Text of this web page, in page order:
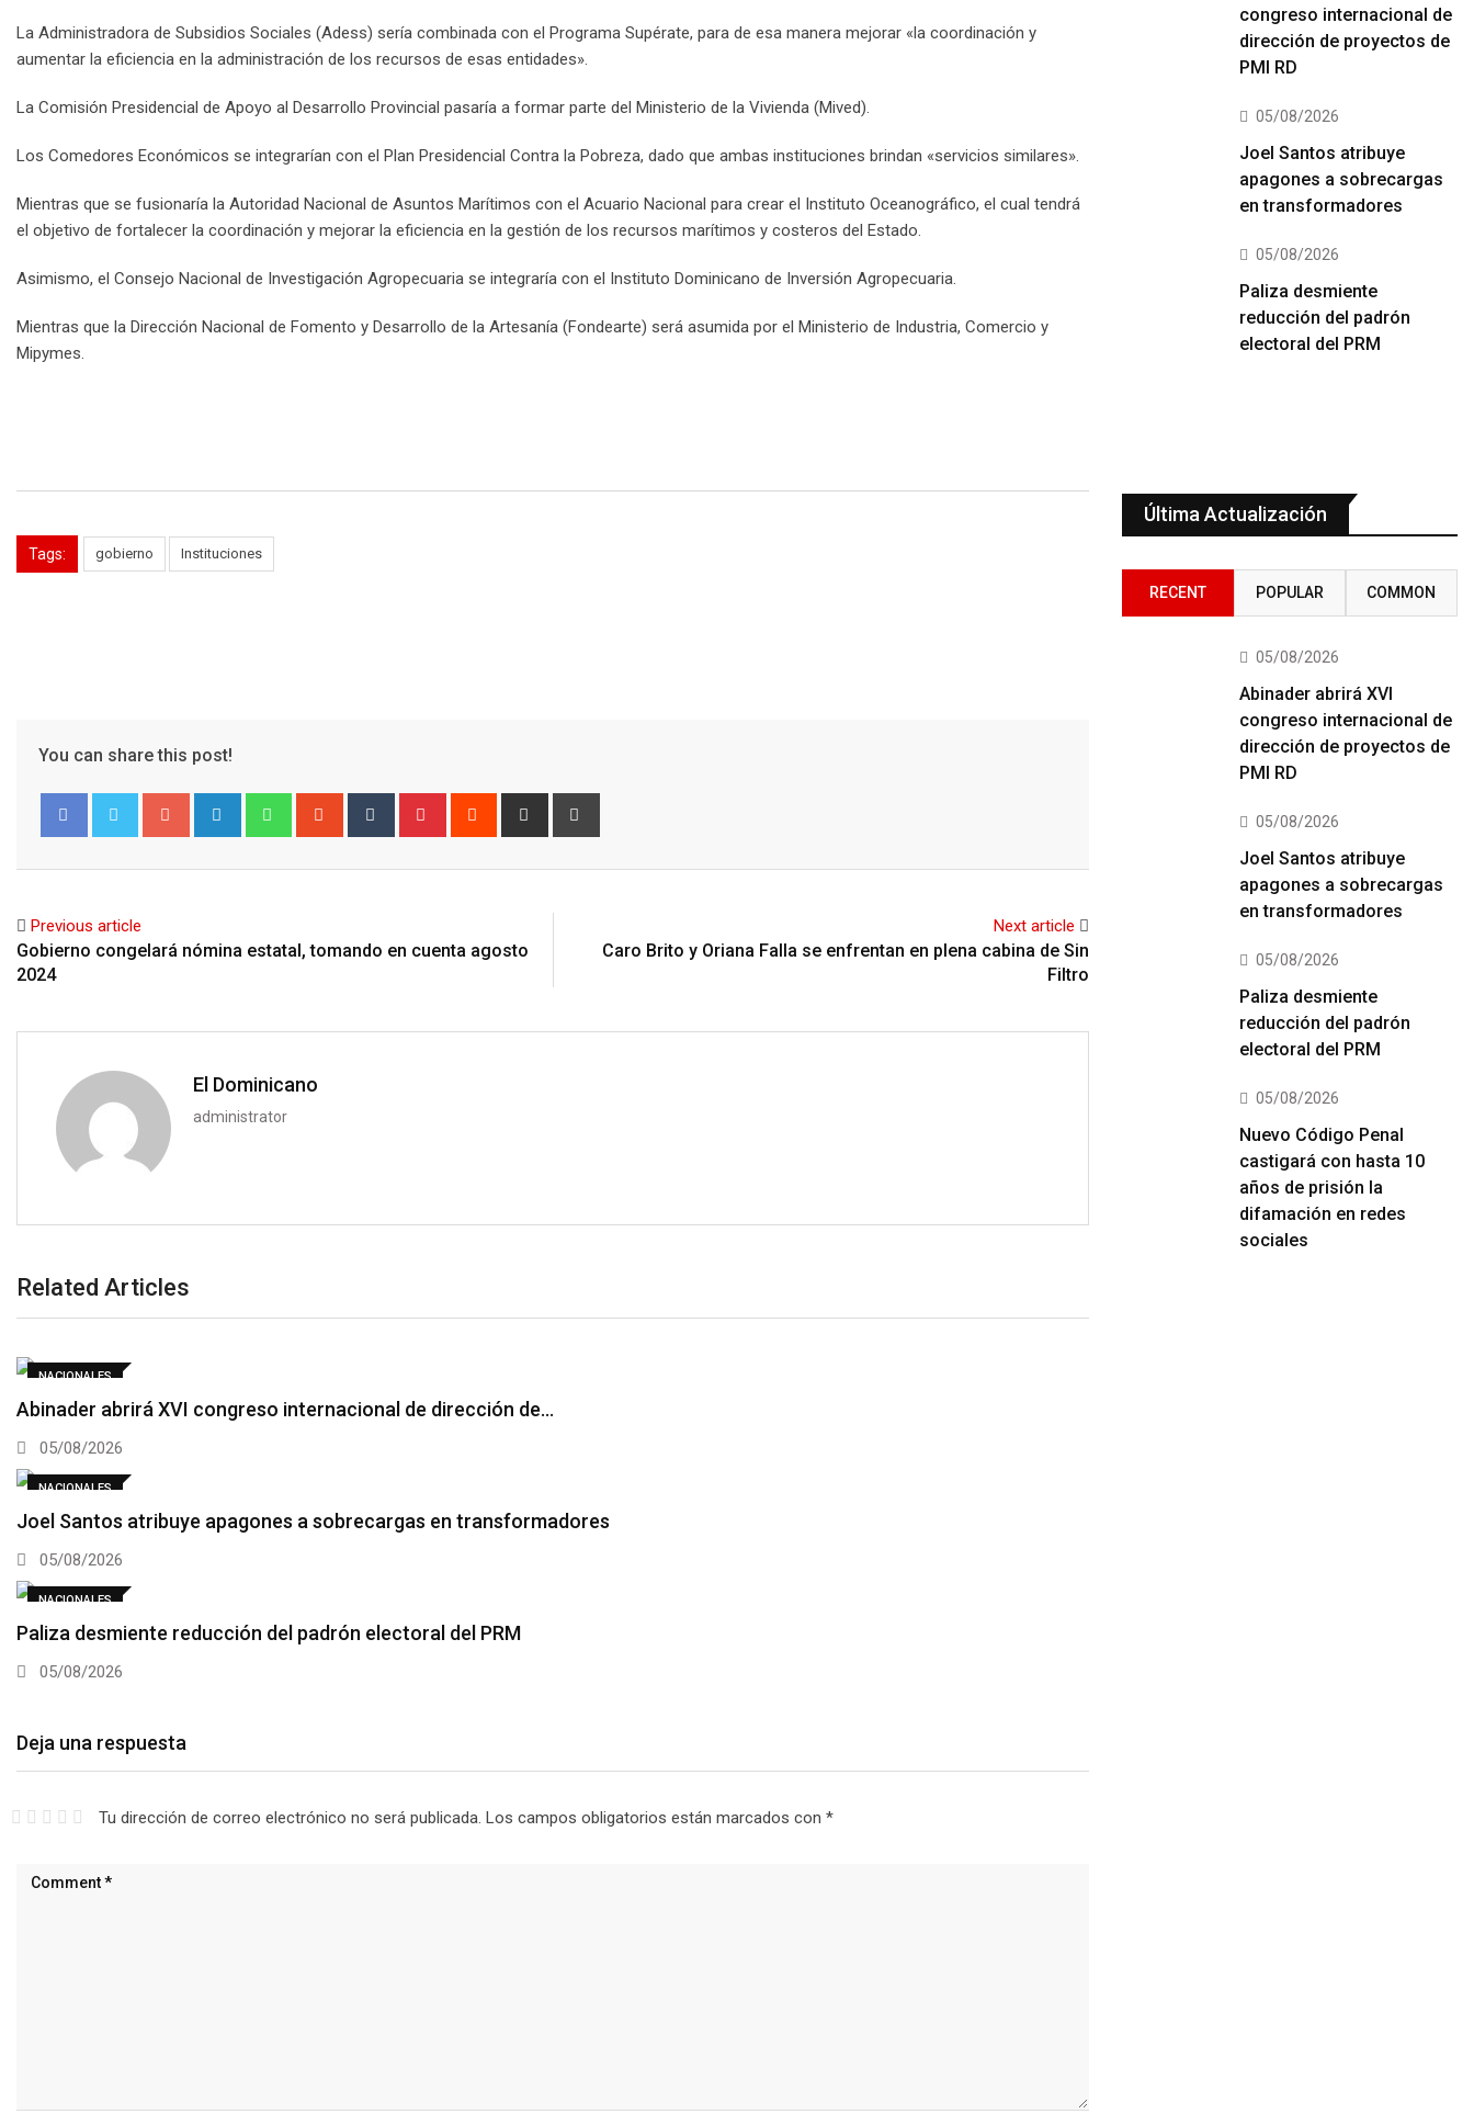
La Administradora de Subsidios Sociales (Adess) sería combinada con el Programa Supérate, para de esa manera mejorar «la coordinación y
aumentar la eficiencia en la administración de los recursos de esas entidades».
La Comisión Presidencial de Apoyo al Desarrollo Provincial pasaría a formar parte del Ministerio de la Vivienda (Mived).
Los Comedores Económicos se integrarían con el Plan Presidencial Contra la Pobreza, dado que ambas instituciones brindan «servicios similares».
Mientras que se fusionaría la Autoridad Nacional de Asuntos Marítimos con el Acuario Nacional para crear el Instituto Oceanográfico, el cual tendrá
el objetivo de fortalecer la coordinación y mejorar la eficiencia en la gestión de los recursos marítimos y costeros del Estado.
Asimismo, el Consejo Nacional de Investigación Agropecuaria se integraría con el Instituto Dominicano de Inversión Agropecuaria.
Mientras que la Dirección Nacional de Fomento y Desarrollo de la Artesanía (Fondearte) será asumida por el Ministerio de Industria, Comercio y
Mipymes.
Tags: gobierno Instituciones
You can share this post!
Google+ LinkedIn WhatsappStumbleUpon
Tumblr Pinterest Reddit
Share
Previous article
Gobierno congelará nómina estatal, tomando en cuenta agosto
2024
Next article
Caro Brito y Oriana Falla se enfrentan en plena cabina de Sin
Filtro
El Dominicano
administrator
Related Articles
NACIONALES
Abinader abrirá XVI congreso internacional de dirección de…
05/08/2026
NACIONALES
Joel Santos atribuye apagones a sobrecargas en transformadores
05/08/2026
NACIONALES
Paliza desmiente reducción del padrón electoral del PRM
05/08/2026
Deja una respuesta
Tu dirección de correo electrónico no será publicada. Los campos obligatorios están marcados con *
congreso internacional de
dirección de proyectos de
PMI RD
05/08/2026
Joel Santos atribuye
apagones a sobrecargas
en transformadores
05/08/2026
Paliza desmiente
reducción del padrón
electoral del PRM
Última Actualización
RECENT POPULAR COMMON
05/08/2026
Abinader abrirá XVI
congreso internacional de
dirección de proyectos de
PMI RD
05/08/2026
Joel Santos atribuye
apagones a sobrecargas
en transformadores
05/08/2026
Paliza desmiente
reducción del padrón
electoral del PRM
05/08/2026
Nuevo Código Penal
castigará con hasta 10
años de prisión la
difamación en redes
sociales